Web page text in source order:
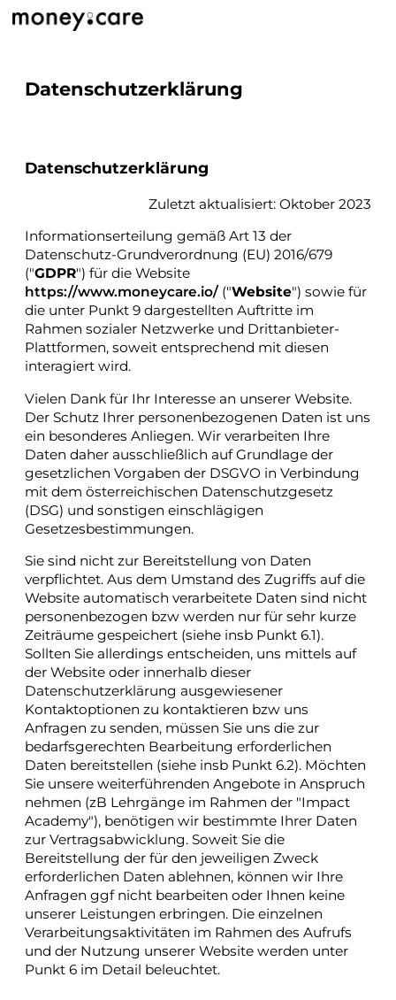
Datenschutzerklärung
Datenschutzerklärung
Zuletzt aktualisiert: Oktober 2023
Informationserteilung gemäß Art 13 der
Datenschutz-Grundverordnung (EU) 2016/679
("GDPR") für die Website
https://www.moneycare.io/ ("Website") sowie für
die unter Punkt 9 dargestellten Auftritte im
Rahmen sozialer Netzwerke und Drittanbieter-
Plattformen, soweit entsprechend mit diesen
interagiert wird.
Vielen Dank für Ihr Interesse an unserer Website.
Der Schutz Ihrer personenbezogenen Daten ist uns
ein besonderes Anliegen. Wir verarbeiten Ihre
Daten daher ausschließlich auf Grundlage der
gesetzlichen Vorgaben der DSGVO in Verbindung
mit dem österreichischen Datenschutzgesetz
(DSG) und sonstigen einschlägigen
Gesetzesbestimmungen.
Sie sind nicht zur Bereitstellung von Daten
verpflichtet. Aus dem Umstand des Zugriffs auf die
Website automatisch verarbeitete Daten sind nicht
personenbezogen bzw werden nur für sehr kurze
Zeiträume gespeichert (siehe insb Punkt 6.1).
Sollten Sie allerdings entscheiden, uns mittels auf
der Website oder innerhalb dieser
Datenschutzerklärung ausgewiesener
Kontaktoptionen zu kontaktieren bzw uns
Anfragen zu senden, müssen Sie uns die zur
bedarfsgerechten Bearbeitung erforderlichen
Daten bereitstellen (siehe insb Punkt 6.2). Möchten
Sie unsere weiterführenden Angebote in Anspruch
nehmen (zB Lehrgänge im Rahmen der "Impact
Academy"), benötigen wir bestimmte Ihrer Daten
zur Vertragsabwicklung. Soweit Sie die
Bereitstellung der für den jeweiligen Zweck
erforderlichen Daten ablehnen, können wir Ihre
Anfragen ggf nicht bearbeiten oder Ihnen keine
unserer Leistungen erbringen. Die einzelnen
Verarbeitungsaktivitäten im Rahmen des Aufrufs
und der Nutzung unserer Website werden unter
Punkt 6 im Detail beleuchtet.